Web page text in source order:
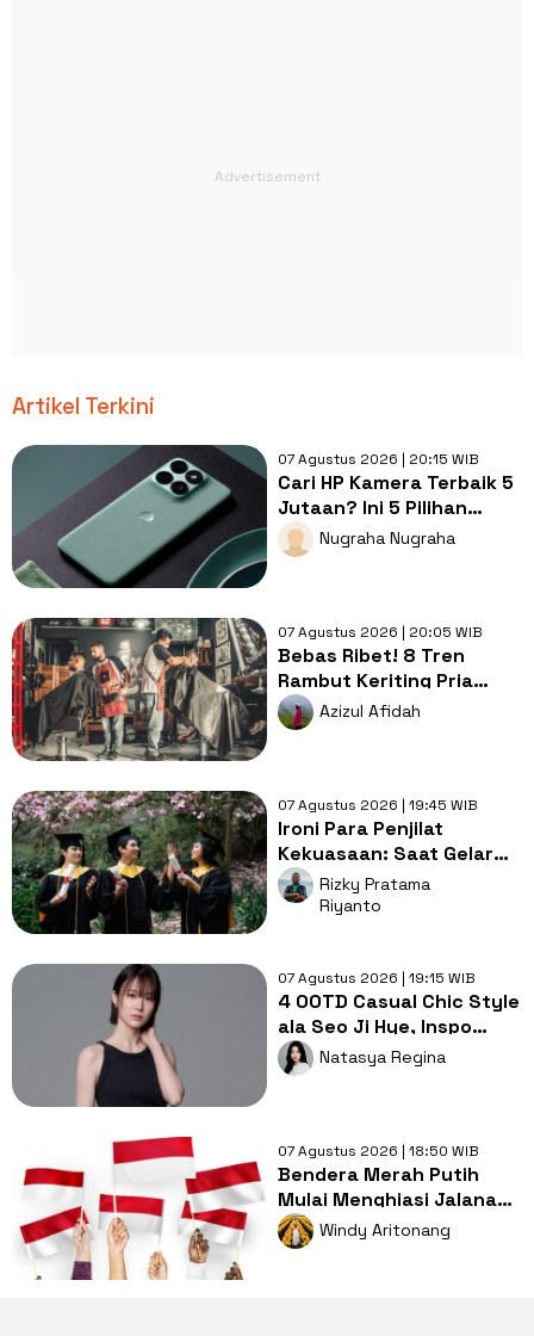
Artikel Terkini
07 Agustus 2026 | 20:15 WIB
Cari HP Kamera Terbaik 5
Jutaan? Ini 5 Pilihan
dengan Foto Paling Tajam
Nugraha Nugraha
07 Agustus 2026 | 20:05 WIB
Bebas Ribet! 8 Tren
Rambut Keriting Pria
untuk Wajah Kotak yang
Gampang Ditata
Azizul Afidah
07 Agustus 2026 | 19:45 WIB
Ironi Para Penjilat
Kekuasaan: Saat Gelar
Akademis Kalah oleh
Mental ABS
Rizky Pratama
Riyanto
07 Agustus 2026 | 19:15 WIB
4 OOTD Casual Chic Style
ala Seo Ji Hye, Inspo
Gaya Ngampus Sampai
Ngantor!
Natasya Regina
07 Agustus 2026 | 18:50 WIB
Bendera Merah Putih
Mulai Menghiasi Jalanan,
Mengapa Tradisi ini
Penting?
Windy Aritonang